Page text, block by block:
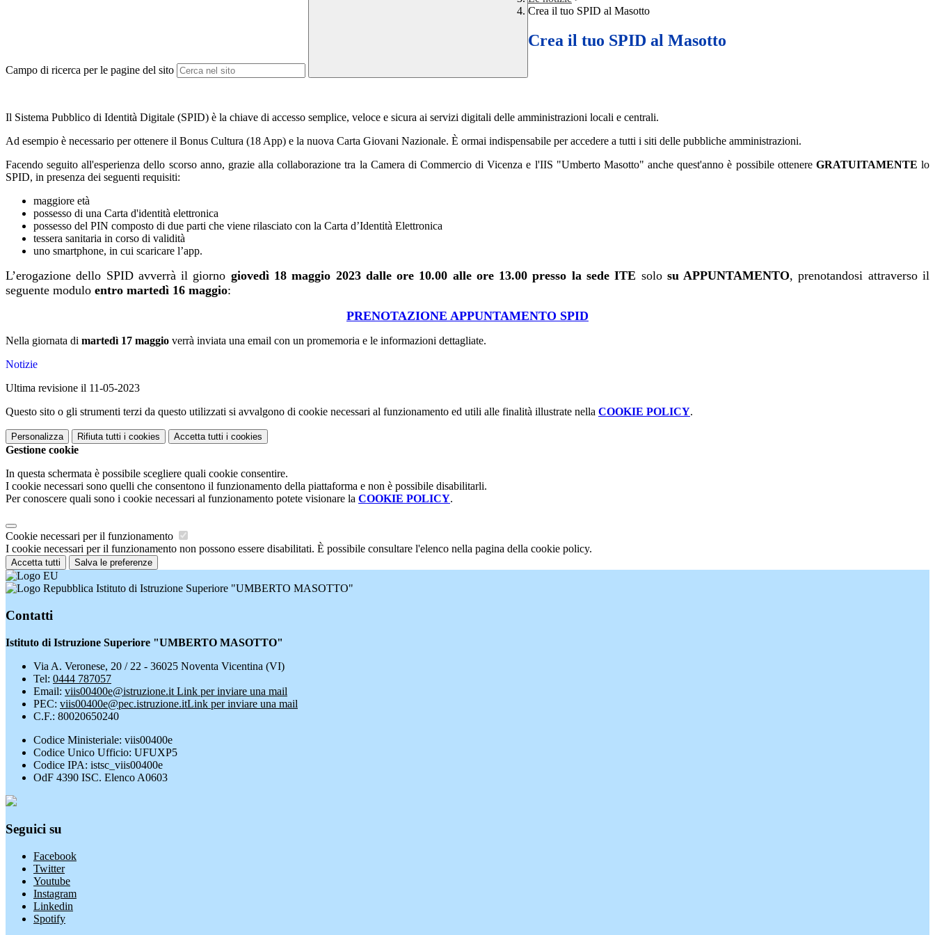
Campo di ricerca per le pagine del sito
Crea il tuo SPID al Masotto
Crea il tuo SPID al Masotto
Il Sistema Pubblico di Identità Digitale (SPID) è la chiave di accesso semplice, veloce e sicura ai servizi digitali delle amministrazioni locali e centrali.
Ad esempio è necessario per ottenere il Bonus Cultura (18 App) e la nuova Carta Giovani Nazionale. È ormai indispensabile per accedere a tutti i siti delle pubbliche amministrazioni.
Facendo seguito all'esperienza dello scorso anno, grazie alla collaborazione tra la Camera di Commercio di Vicenza e l'IIS "Umberto Masotto" anche quest'anno è possibile ottenere GRATUITAMENTElo
SPID, in presenza dei seguenti requisiti:
maggiore età
possesso di una Carta d'identità elettronica
possesso del PIN composto di due parti che viene rilasciato con la Carta d’Identità Elettronica
tessera sanitaria in corso di validità
uno smartphone, in cui scaricare l’app.
L’erogazione dello SPID avverrà il giorno giovedì 18 maggio 2023 dalle ore 10.00 alle ore 13.00 presso la sede ITE solo su APPUNTAMENTO, prenotandosi attraverso il
seguente modulo entro martedì 16 maggio:
PRENOTAZIONE APPUNTAMENTO SPID
Nella giornata di martedì 17 maggio verrà inviata una email con un promemoria e le informazioni dettagliate.
Notizie
Ultima revisione il 11-05-2023
Questo sito o gli strumenti terzi da questo utilizzati si avvalgono di cookie necessari al funzionamento ed utili alle finalità illustrate nella COOKIE POLICY.
Personalizza Rifiuta tutti i cookies Accetta tutti i cookies
Gestione cookie
In questa schermata è possibile scegliere quali cookie consentire.
I cookie necessari sono quelli che consentono il funzionamento della piattaforma e non è possibile disabilitarli.
Per conoscere quali sono i cookie necessari al funzionamento potete visionare la COOKIE POLICY.
Cookie necessari per il funzionamento
I cookie necessari per il funzionamento non possono essere disabilitati. È possibile consultare l'elenco nella pagina della cookie policy.
Accetta tutti Salva le preferenze
Istituto di Istruzione Superiore "UMBERTO MASOTTO"
Contatti
Istituto di Istruzione Superiore "UMBERTO MASOTTO"
Via A. Veronese, 20 / 22 - 36025 Noventa Vicentina (VI)
Tel: 0444 787057
Email: viis00400e@istruzione.it Link per inviare una mail
PEC: viis00400e@pec.istruzione.itLink per inviare una mail
C.F.: 80020650240
Codice Ministeriale: viis00400e
Codice Unico Ufficio: UFUXP5
Codice IPA: istsc_viis00400e
OdF 4390 ISC. Elenco A0603
Seguici su
Facebook
Twitter
Youtube
Instagram
Linkedin
Spotify